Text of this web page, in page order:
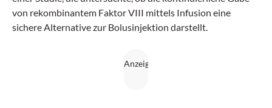
von rekombinantem Faktor VIII mittels Infusion eine
sichere Alternative zur Bolusinjektion darstellt.